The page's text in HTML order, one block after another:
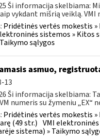
Ši informacija skelbiama:
vykdant mišrią veiklą.
Pridėtinės vertės mokestis
sistemos » Kitos
sąlygos
asmuo,
13
Ši informacija skelbiama:
numeris su žymeniu „EX“
Pridėtinės vertės mokestis »
(49 str.) VMI elektroninės
sistema) » Taikymo